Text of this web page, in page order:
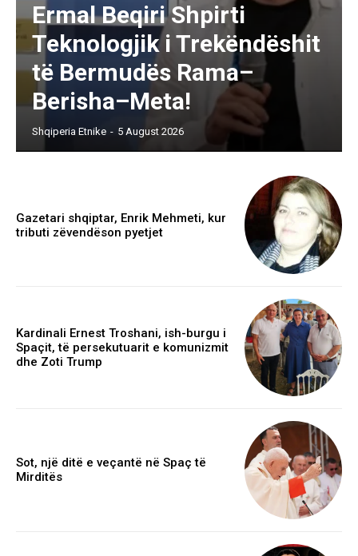
Ermal Beqiri Shpirti
Teknologjik i Trekëndëshit
të Bermudës Rama–
Berisha–Meta!
Shqiperia Etnike - 5 August 2026
Gazetari shqiptar, Enrik Mehmeti, kur
tributi zëvendëson pyetjet
Kardinali Ernest Troshani, ish-burgu i
Spaçit, të persekutuarit e komunizmit
dhe Zoti Trump
Sot, një ditë e veçantë në Spaç të
Mirditës